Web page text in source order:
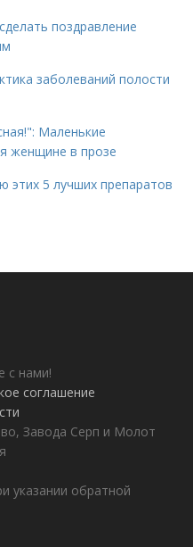
поздравление
заболеваний полости
Маленькие
женщине в прозе
5 лучших препаратов
с нами!
соглашение
Завода Серп и Молот
указании обратной